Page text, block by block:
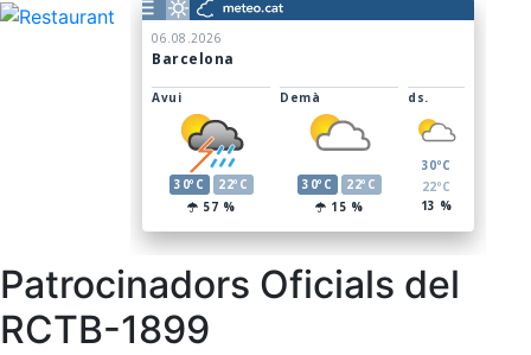
Patrocinadors Oficials del
RCTB-1899